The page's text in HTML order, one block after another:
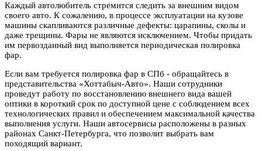
Каждый автолюбитель стремится следить за внешним видом
своего авто. К сожалению, в процессе эксплуатации на кузове
машины скапливаются различные дефекты: царапины, сколы и
даже трещины. Фары не являются исключением. Чтобы придать
им первозданный вид выполняется периодическая полировка
фар.
Если вам требуется полировка фар в СПб - обращайтесь в
представительства «Хоттабыч-Авто». Наши сотрудники
проведут работу по восстановлению внешнего вида вашей
оптики в короткий срок по доступной цене с соблюдением всех
технологических правил и обеспечением максимальной качества
выполнения услуги. Наши автосервисы расположены в разных
районах Санкт-Петербурга, что позволит выбрать вам
походящий вариант.